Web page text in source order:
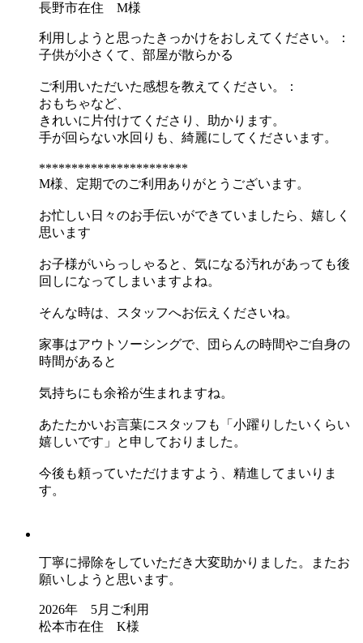
長野市在住 M様
利用しようと思ったきっかけをおしえてください。：
子供が小さくて、部屋が散らかる
ご利用いただいた感想を教えてください。：
おもちゃなど、
きれいに片付けてくださり、助かります。
手が回らない水回りも、綺麗にしてくださいます。
***********************
M様、定期でのご利用ありがとうございます。
お忙しい日々のお手伝いができていましたら、嬉しく
思います
お子様がいらっしゃると、気になる汚れがあっても後
回しになってしまいますよね。
そんな時は、スタッフへお伝えくださいね。
家事はアウトソーシングで、団らんの時間やご自身の
時間があると
気持ちにも余裕が生まれますね。
あたたかいお言葉にスタッフも「小躍りしたいくらい
嬉しいです」と申しておりました。
今後も頼っていただけますよう、精進してまいりま
す。
丁寧に掃除をしていただき大変助かりました。またお
願いしようと思います。
2026年 5月ご利用
松本市在住 K様